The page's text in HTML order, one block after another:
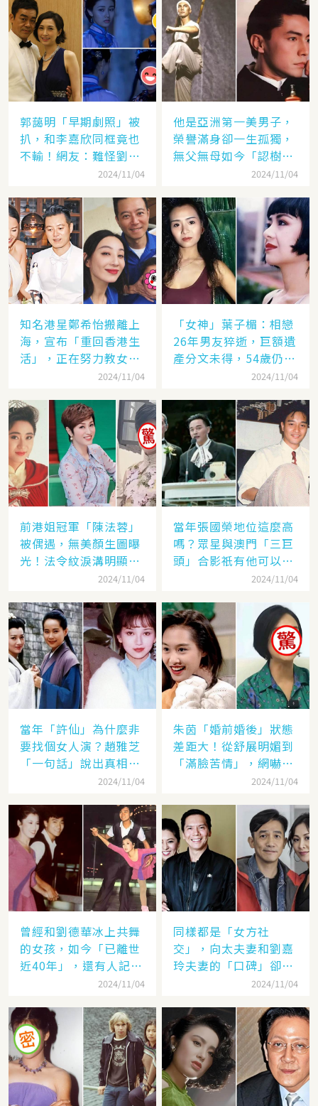
郭藹明「早期劇照」被
扒，和李嘉欣同框竟也
不輸！網友：難怪劉青
2024/11/04
他是亞洲第一美男子，
榮譽滿身卻一生孤獨，
無父無母如今「認樹為
祖父母」：太凄涼2024/11/04
知名港星鄭希怡搬離上
海，宣布「重回香港生
活」，正在努力教女兒
2024/11/04
「女神」葉子楣：相戀
26年男友猝逝，巨額遺
產分文未得，54歲仍單
2024/11/04
前港姐冠軍「陳法蓉」
被偶遇，無美顏生圖曝
光！法令紋淚溝明顯網
嘆：「絕世美女也會
2024/11/04
當年張國榮地位這麼高
嗎？眾星與澳門「三巨
頭」合影祇有他可以
「坐著」，而且還是C
2024/11/04
當年「許仙」為什麼非
要找個女人演？趙雅芝
「一句話」說出真相，
網友：葉童太厲害2024/11/04
朱茵「婚前婚後」狀態
差距大！從舒展明媚到
「滿臉苦情」，網嚇：
到底經歷了什麼眼里都
2024/11/04
曾經和劉德華冰上共舞
的女孩，如今「已離世
近40年」，還有人記得
2024/11/04
同樣都是「女方社
交」，向太夫妻和劉嘉
玲夫妻的「口碑」卻差
太遠：聽她們對「另一
2024/11/04